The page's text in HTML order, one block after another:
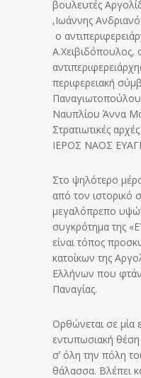
βουλευτές
,Ιωάννης
ο
Α.Χειβιδόπουλος,
περιφερειακή
Ναυπλίου Άννα
Στρατιωτικές
ΙΕΡΟΣ ΝΑΟΣ
Στο ψηλότερο
από τον ιστορικό
μεγαλόπρεπο
συγκρότημα της
είναι τόπος
κατοίκων της
Ελλήνων που
Παναγίας.
Ορθώνεται σε μία
εντυπωσιακή
σʼ όλη την πόλη
θάλασσα. Βλέπει